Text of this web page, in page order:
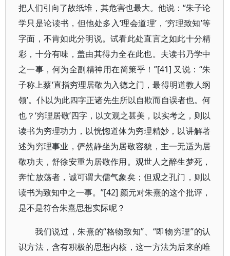
把人们引向了故纸堆，其危害也最大。他说：“朱子论
学只是论读书，但他处多入‘理会道理’，‘穷理致知’等
字面，不肯如此分明说。试看此处直言之如此十分精
彩，十分有味，盖由其得力全在此也。夫读书乃学中
之一事，何为全副精神用在简策乎！”[41] 又说：“朱
子称上蔡‘直指穷理居敬为入德之门，最得明道教人纲
领’。仆以为此四字正诸先生所以自欺而自误者也。何
也？‘穷理居敬’四字，以文观之甚美，以实考之，则以
读书为穷理功力，以恍惚道体为穷理精妙，以讲解著
述为穷理事业，俨然静坐为居敬容貌，主一无适为居
敬功夫，舒徐安重为居敬作用。观世人之醉生梦死，
奔忙放荡者，诚可谓大儒气象矣；但观之孔门，则以
读书为致知中之一事。”[42] 颜元对朱熹的这个批评，
是不是符合朱熹思想实际呢？
我们说过，朱熹的“格物致知”、“即物穷理”的认
识方法，含有积极的思想内核，这一方法为后来的唯